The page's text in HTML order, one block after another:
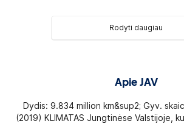
Rodyti daugiau
Apie JAV
Dydis: 9.834 million km&sup2; Gyv.
(2019) KLIMATAS Jungtinėse Valstijoje,